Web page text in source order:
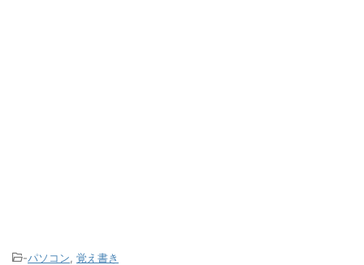
-パソコン 覚え書き